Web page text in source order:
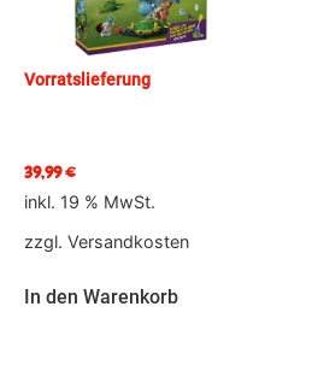
Vorratslieferung
39,99€
inkl. 19 % MwSt.
zzgl. Versandkosten
In den Warenkorb